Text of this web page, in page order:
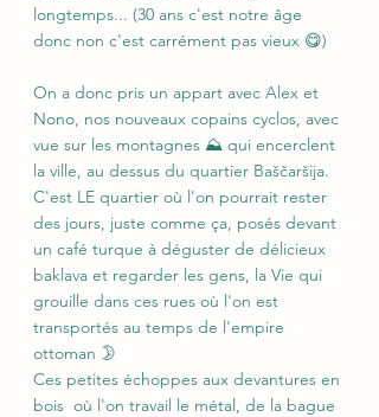
longtemps... (30 ans c'est notre âge
donc non c'est carrément pas vieux 😋)
On a donc pris un appart avec Alex et
Nono, nos nouveaux copains cyclos, avec
vue sur les montagnes ⛰️ qui encerclent
la ville, au dessus du quartier Baščaršija.
C'est LE quartier où l'on pourrait rester
des jours, juste comme ça, posés devant
un café turque à déguster de délicieux
baklava et regarder les gens, la Vie qui
grouille dans ces rues où l'on est
transportés au temps de l'empire
ottoman 🌛
Ces petites échoppes aux devantures en
bois  où l'on travail le métal, de la bague